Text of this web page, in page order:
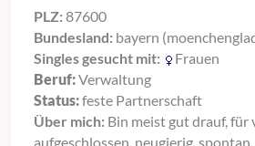
PLZ: 87600
Bundesland: bayern
Singles gesucht mit:
Frauen
Beruf:Verwaltung
Status:feste Partnerschaft
Über mich: Bin meist gut drauf, für
aufgeschlossen, neugierig,